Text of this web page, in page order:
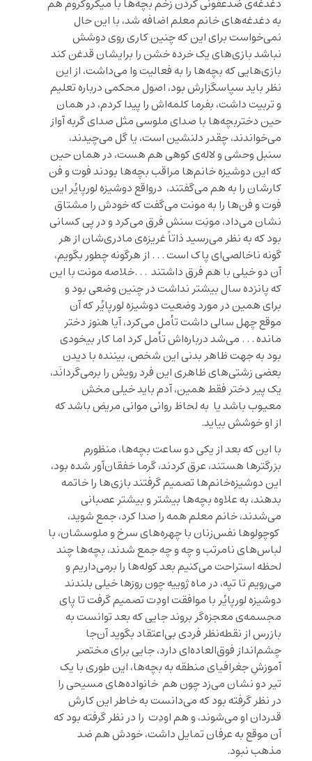
دغدغه‌ی ضدعفونی کردن زخم بچه‌ها با میکروکروم هم
به دغدغه‌های خانم معلم اضافه شد، با این حال
نمی‌خواست برای این که چنین کاری روی دوشش
نباشد بازی‌های یک خرده خشن را برایشان قدغن کند
بازی‌هایی که بچه‌ها را به فعالیت وا می‌داشت، از این
نظر باید سپاسگزارش بود، اصول محکمی درباره تعلیم
و تربیت داشت، بفرما کلمه‌اش را پیدا کردم، در همان
حین دختربچه‌‌ها با صدای ملوسی مثل صدای گربه آواز
می‌خواندند، چقدر دلنشین است، یا گل می‌چیدند،
سنبل وحشی و لاله‌ی کوهی هم هست، در همان حین
که این دوشیزه خانم‌ها مراقب بچه‌ها بودند فوت و فن
کارشان را به هم می‌گفتند، درواقع دوشیزه لورپایُر این
فوت و فن‌ها را به مونت می‌‌گفت که خودش را مشتاق
نشان می‌داد، مونِت سنش فرق می‌کرد و در پی کسانی
بود که به نظر می‌رسید ذاتاً غریزه‌ی مادری‌شان از هر
گونه ناخالصی‌ای پاک است . . . از هرگونه چطور بگویم،
آن دو خیلی با هم فرق داشتند . . .خلاصه مونت با این
که پانزده سال بیشتر نداشت در چنین وضعی بود و
برای همین در مورد وضعیت دوشیزه لورپایُر که آن
موقع چهل سالی داشت تأمل می‌کرد، آیا هنوز دختر
مانده . . . می‌شد درباره‌اش تأمل کرد اما کار بیخودی
بود به جهت ظاهر بدنی این شخص، بیننده با دیدن
بعضی زشتی‌های ظاهری این فرد رویش را برمی‌گردانَد،
یک پیر دختر فقط همین، آدم باید خیلی مخش
معیوب باشد یا به لحاظ روانی موانی مریض باشد که
از او خوشش بیاید.
با این که بعد از یکی دو ساعت بچه‌ها، منظورم
بزرگترها هستند، عرق کردند، گرما خفقان‌آور شده بود،
این دوشیزه‌‌خانم‌ها تصمیم گرفتند بازی‌ها را خاتمه
بدهند، به علاوه بچه‌ها بیشتر و بیشتر عصبانی
می‌شدند، خانم معلم همه را صدا کرد، جمع شوید،
کوچولوها نفس‌زنان با چهره‌های سرخ و ملوسشان، با
لباس‌های نامرتب و چه و چه جمع شدند، بچه‌ها چند
لحظه استراحت می‌کنیم بعد کوله‌ها را برمی‌داریم و
می‌رویم تا تپه، در ماه ژوییه چون روزها خیلی بلندند
دوشیزه لورپایُر با موافقت اودِت تصمیم گرفت تا پای
مجسمه‌ی معجزه‌گر بروند جایی که بعد ‌توانست به
بازرس از نقطه‌نظر فردی بی‌اعتقاد بگوید آن‌جا
چشم‌انداز فوق‌العاده‌ای دارد، جایی برای مختصر
آموزشِ جغرافیای منطقه به بچه‌ها، این طوری با یک
تیر دو نشان می‌زد چون هم خانواده‌های مسیحی را
در نظر گرفته بود که می‌دانست به خاطر این کارش
قدردان او می‌شوند، و هم اودِت را در نظر گرفته بود که
آن موقع به عرفان تمایل داشت، خودش هم ضد
مذهب نبود.